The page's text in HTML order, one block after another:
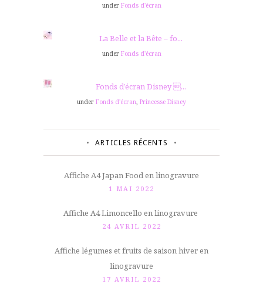
under Fonds d'écran
La Belle et la Bête – fo...
under Fonds d'écran
Fonds d’écran Disney ...
under Fonds d'écran, Princesse Disney
ARTICLES RÉCENTS
Affiche A4 Japan Food en linogravure
1 MAI 2022
Affiche A4 Limoncello en linogravure
24 AVRIL 2022
Affiche légumes et fruits de saison hiver en
linogravure
17 AVRIL 2022